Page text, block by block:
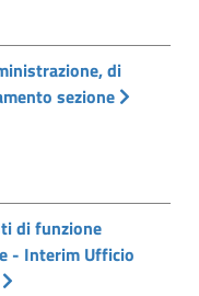
di
sezione
di funzione
- Interim Ufficio